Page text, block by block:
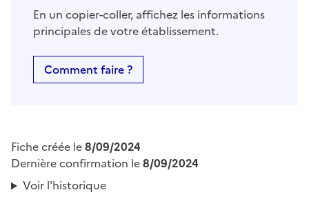
En un copier-coller, affichez les informations
principales de votre établissement.
Comment faire ?
Fiche créée le8/09/2024
Dernière confirmation le8/09/2024
Voir l'historique